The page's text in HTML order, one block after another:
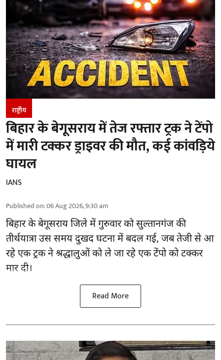
राष्ट्रीय
बिहार के बेगूसराय में तेज रफ्तार ट्रक ने टेंपो
में मारी टक्कर ड्राइवर की मौत, कई कांवड़िये
घायल
IANS
Published on:06 Aug 2026, 9:30 am
बिहारके बेगूसराय जिले में गुरुवार को सुल्तानगंज की
तीर्थयात्रा उस समय दुखद घटना में बदल गई, जब तेजी से आ
रहे एक ट्रक ने श्रद्धालुओं को ले जा रहे एक टेंपो को टक्कर
मार दी।
Read More